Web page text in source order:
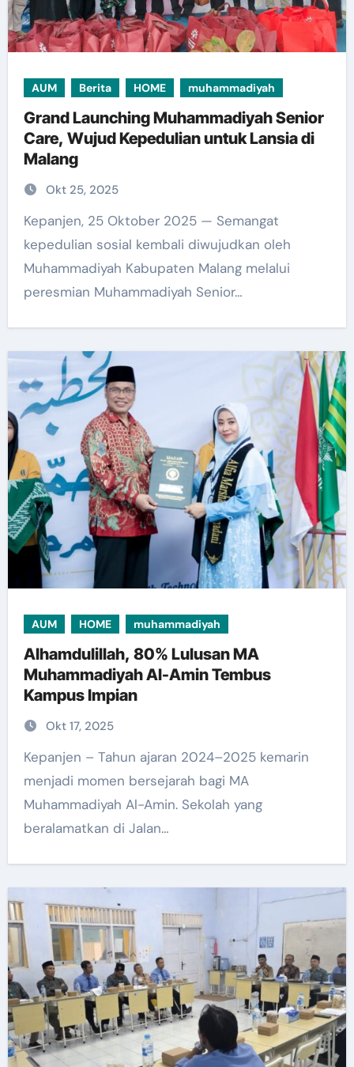
AUM Berita HOME muhammadiyah
Grand Launching Muhammadiyah Senior
Care, Wujud Kepedulian untuk Lansia di
Malang
Okt 25, 2025
Kepanjen, 25 Oktober 2025 — Semangat
kepedulian sosial kembali diwujudkan oleh
Muhammadiyah Kabupaten Malang melalui
peresmian Muhammadiyah Senior…
AUM HOME muhammadiyah
Alhamdulillah, 80% Lulusan MA
Muhammadiyah Al-Amin Tembus
Kampus Impian
Okt 17, 2025
Kepanjen – Tahun ajaran 2024–2025 kemarin
menjadi momen bersejarah bagi MA
Muhammadiyah Al-Amin. Sekolah yang
beralamatkan di Jalan…